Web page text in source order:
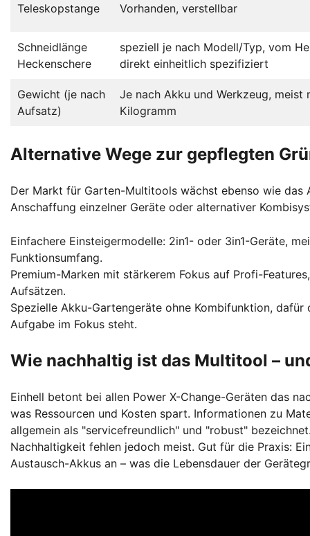
Teleskopstange Vorhanden, verstellbar
Schneidlänge
Heckenschere
speziell je nach Modell/Typ, vom
direkt einheitlich spezifiziert
Gewicht (je nach
Aufsatz)
Je nach Akku und Werkzeug, meist
Kilogramm
Alternative Wege zur gepflegten
Der Markt für Garten-Multitools wächst ebenso wie das
Anschaffung einzelner Geräte oder alternativer
Einfachere Einsteigermodelle: 2in1- oder 3in1-Geräte,
Funktionsumfang.
Premium-Marken mit stärkerem Fokus auf Profi-
Aufsätzen.
Spezielle Akku-Gartengeräte ohne Kombifunktion,
Aufgabe im Fokus steht.
Wie nachhaltig ist das Multitool –
Einhell betont bei allen Power X-Change-Geräten das
was Ressourcen und Kosten spart. Informationen zu
allgemein als "servicefreundlich" und "robust"
Nachhaltigkeit fehlen jedoch meist. Gut für die Praxis:
Austausch-Akkus an – was die Lebensdauer der